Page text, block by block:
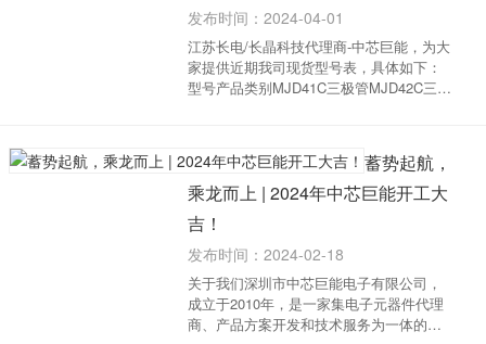
发布时间：2024-04-01
江苏长电/长晶科技代理商-中芯巨能，为大
家提供近期我司现货型号表，具体如下：
型号产品类别MJD41C三极管MJD42C三极
2N7002场效应管MMBT3904三极管
2N7002K场效应管S8550三极...蓄势起航，
乘龙而上 | 2024年中芯巨能开工大
吉！
发布时间：2024-02-18
关于我们深圳市中芯巨能电子有限公司，
成立于2010年，是一家集电子元器件代理
商、产品方案开发和技术服务为一体的高